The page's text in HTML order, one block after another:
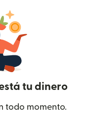
tu dinero
todo momento.